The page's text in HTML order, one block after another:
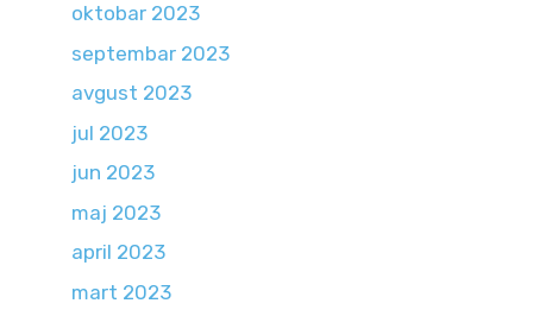
oktobar 2023
septembar 2023
avgust 2023
jul 2023
jun 2023
maj 2023
april 2023
mart 2023